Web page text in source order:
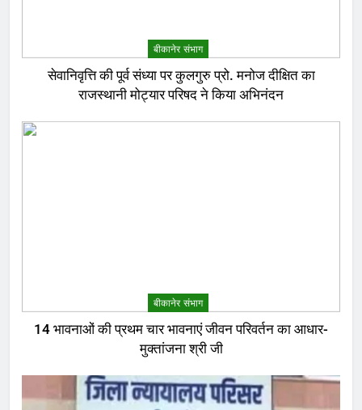
बीकानेर संभाग
सेवानिवृत्ति की पूर्व संध्या पर कुलगुरु प्रो. मनोज दीक्षित का
राजस्थानी मोट्यार परिषद ने किया अभिनंदन
बीकानेर संभाग
14 भावनाओं की प्रथम चार भावनाएं जीवन परिवर्तन का आधार-
मुक्तांजना श्री जी